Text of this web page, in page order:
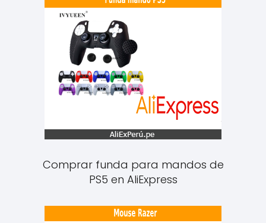
Comprar funda para mandos de
PS5 en AliExpress